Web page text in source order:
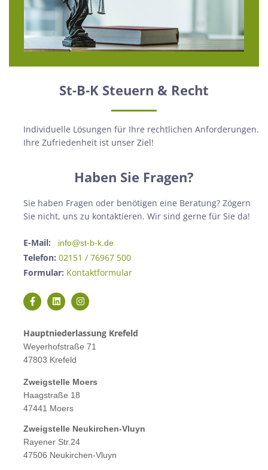
St-B-K Steuern & Recht
Individuelle Lösungen für Ihre rechtlichen Anforderungen.
Ihre Zufriedenheit ist unser Ziel!
Haben Sie Fragen?
Sie haben Fragen oder benötigen eine Beratung? Zögern
Sie nicht, uns zu kontaktieren. Wir sind gerne für Sie da!
E-Mail: info@st-b-k.de
Telefon: 02151 / 76967 500
Formular: Kontaktformular
Hauptniederlassung Krefeld
Weyerhofstraße 71
47803 Krefeld
Zweigstelle Moers
Haagstraße 18
47441 Moers
Zweigstelle Neukirchen-Vluyn
Rayener Str.24
47506 Neukirchen-Vluyn